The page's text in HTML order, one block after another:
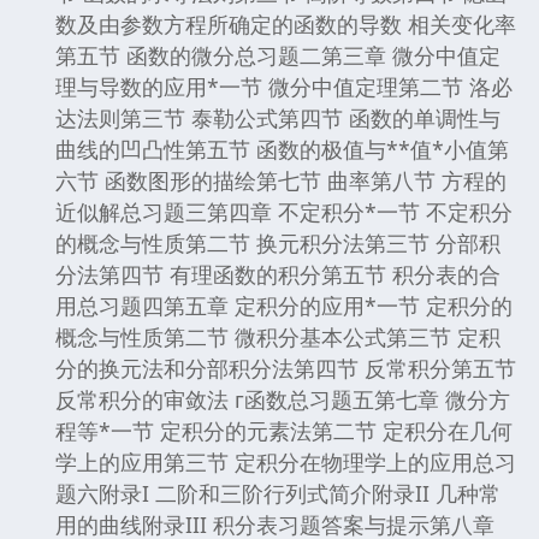
数及由参数方程所确定的函数的导数 相关变化率
第五节 函数的微分总习题二第三章 微分中值定
理与导数的应用*一节 微分中值定理第二节 洛必
达法则第三节 泰勒公式第四节 函数的单调性与
曲线的凹凸性第五节 函数的极值与**值*小值第
六节 函数图形的描绘第七节 曲率第八节 方程的
近似解总习题三第四章 不定积分*一节 不定积分
的概念与性质第二节 换元积分法第三节 分部积
分法第四节 有理函数的积分第五节 积分表的合
用总习题四第五章 定积分的应用*一节 定积分的
概念与性质第二节 微积分基本公式第三节 定积
分的换元法和分部积分法第四节 反常积分第五节
反常积分的审敛法 г函数总习题五第七章 微分方
程等*一节 定积分的元素法第二节 定积分在几何
学上的应用第三节 定积分在物理学上的应用总习
题六附录I 二阶和三阶行列式简介附录II 几种常
用的曲线附录III 积分表习题答案与提示第八章